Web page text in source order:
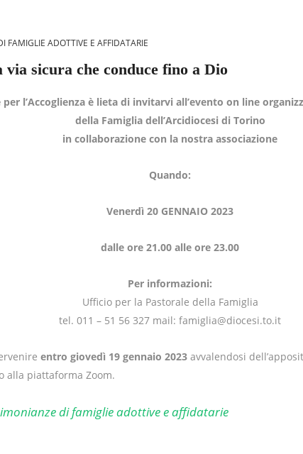
FAMIGLIE ADOTTIVE E AFFIDATARIE
via sicura che conduce fino a Dio
per l’Accoglienza è lieta di invitarvi all’evento on line
della Famiglia dell’Arcidiocesi di Torino
in collaborazione con la nostra associazione
Quando:
Venerdì 20 GENNAIO 2023
dalle ore 21.00 alle ore 23.00
Per informazioni:
Ufficio per la Pastorale della Famiglia
tel. 011 – 51 56 327 mail: famiglia@diocesi.to.it
entro giovedì 19 gennaio 2023 avvalendosi
alla piattaforma Zoom.
di famiglie adottive e affidatarie